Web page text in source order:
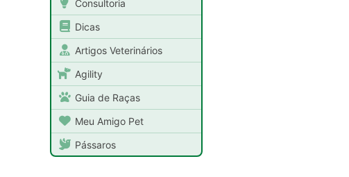
Consultoria
Dicas
Artigos Veterinários
Agility
Guia de Raças
Meu Amigo Pet
Pássaros